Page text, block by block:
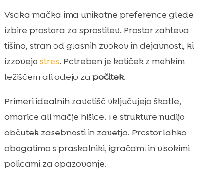
Vsaka mačka ima unikatne preference glede
izbire prostora za sprostitev. Prostor zahteva
tišino, stran od glasnih zvokov in dejavnosti, ki
izzovejo stres. Potreben je kotiček z mehkim
ležiščem ali odejo za počitek.
Primeri idealnih zavetišč vključujejo škatle,
omarice ali mačje hišice. Te strukture nudijo
občutek zasebnosti in zavetja. Prostor lahko
obogatimo s praskalniki, igračami in visokimi
policami za opazovanje.